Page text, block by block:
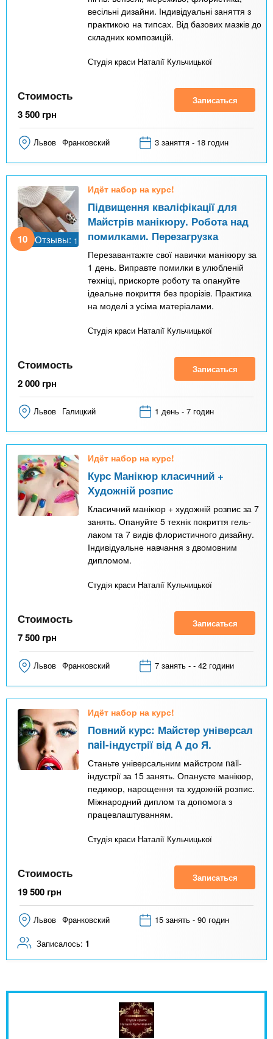
весільні дизайни. Індивідуальні заняття з
практикою на типсах. Від базових мазків до
складних композицій.
Студія краси Наталії Кульчицької
Стоимость
3 500 грн
Записаться
Львов Франковский 3 заняття - 18 годин
10 Отзывы: 1
Идёт набор на курс!
Підвищення кваліфікації для
Майстрів манікюру. Робота над
помилками. Перезагрузка
Перезавантажте свої навички манікюру за
1 день. Виправте помилки в улюбленій
техніці, прискорте роботу та опануйте
ідеальне покриття без прорізів. Практика
на моделі з усіма матеріалами.
Студія краси Наталії Кульчицької
Стоимость
2 000 грн
Записаться
Львов Галицкий 1 день - 7 годин
Идёт набор на курс!
Курс Манікюр класичний +
Художній розпис
Класичний манікюр + художній розпис за 7
занять. Опануйте 5 технік покриття гель-
лаком та 7 видів флористичного дизайну.
Індивідуальне навчання з двомовним
дипломом.
Студія краси Наталії Кульчицької
Стоимость
7 500 грн
Записаться
Львов Франковский 7 занять - - 42 години
Идёт набор на курс!
Повний курс: Майстер універсал
nail-індустрії від А до Я.
Станьте універсальним майстром nail-
індустрії за 15 занять. Опануєте манікюр,
педикюр, нарощення та художній розпис.
Міжнародний диплом та допомога з
працевлаштуванням.
Студія краси Наталії Кульчицької
Стоимость
19 500 грн
Записаться
Львов Франковский 15 занять - 90 годин
Записалось: 1